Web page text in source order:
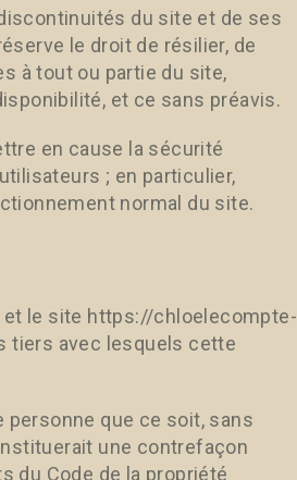
du site et de ses
le droit de résilier, de
à tout ou partie du site,
et ce sans préavis.
en cause la sécurité
; en particulier,
normal du site.
le site https://chloelecompte-
tiers avec lesquels cette
que ce soit, sans
une contrefaçon
du Code de la propriété